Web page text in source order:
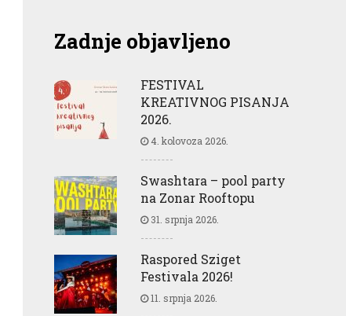
Zadnje objavljeno
FESTIVAL
KREATIVNOG PISANJA
2026.
4. kolovoza 2026.
Swashtara – pool party
na Zonar Rooftopu
31. srpnja 2026.
Raspored Sziget
Festivala 2026!
11. srpnja 2026.